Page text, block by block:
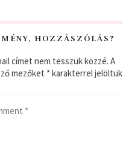
HOZZÁSZÓLÁS?
címet nem tesszük közzé. A
mezőket *karakterrel jelöltük